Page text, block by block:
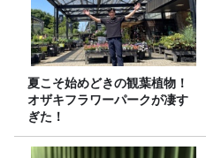
夏こそ始めどきの観葉植物！
オザキフラワーパークが凄す
ぎた！